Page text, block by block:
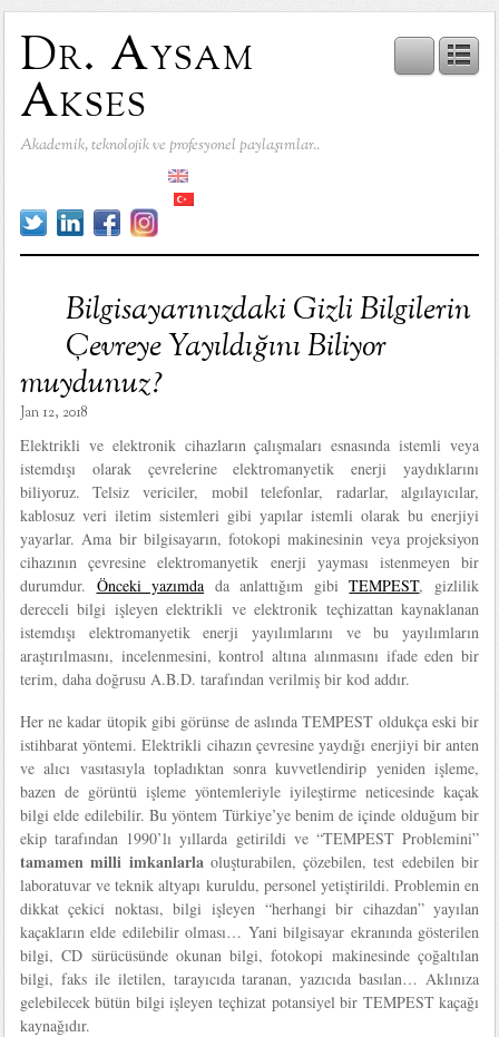
Dr. Aysam
Akses
Akademik, teknolojik ve profesyonel paylaşımlar..
Bilgisayarınızdaki Gizli Bilgilerin
Çevreye Yayıldığını Biliyor
muydunuz?
Jan 12, 2018
Elektrikli ve elektronik cihazların çalışmaları esnasında istemli veya
istemdışı olarak çevrelerine elektromanyetik enerji yaydıklarını
biliyoruz. Telsiz vericiler, mobil telefonlar, radarlar, algılayıcılar,
kablosuz veri iletim sistemleri gibi yapılar istemli olarak bu enerjiyi
yayarlar. Ama bir bilgisayarın, fotokopi makinesinin veya projeksiyon
cihazının çevresine elektromanyetik enerji yayması istenmeyen bir
durumdur. Önceki yazımda da anlattığım gibiTEMPEST, gizlilik
dereceli bilgi işleyen elektrikli ve elektronik teçhizattan kaynaklanan
istemdışı elektromanyetik enerji yayılımlarını ve bu yayılımların
araştırılmasını, incelenmesini, kontrol altına alınmasını ifade eden bir
terim, daha doğrusu A.B.D. tarafından verilmiş bir kod addır.
Her ne kadar ütopik gibi görünse de aslında TEMPEST oldukça eski bir
istihbarat yöntemi. Elektrikli cihazın çevresine yaydığı enerjiyi bir anten
ve alıcı vasıtasıyla topladıktan sonra kuvvetlendirip yeniden işleme,
bazen de görüntü işleme yöntemleriyle iyileştirme neticesinde kaçak
bilgi elde edilebilir. Bu yöntem Türkiye’ye benim de içinde olduğum bir
ekip tarafından 1990’lı yıllarda getirildi ve “TEMPEST Problemini”
tamamen milli imkanlarlaoluşturabilen, çözebilen, test edebilen bir
laboratuvar ve teknik altyapı kuruldu, personel yetiştirildi. Problemin en
dikkat çekici noktası, bilgi işleyen “herhangi bir cihazdan” yayılan
kaçakların elde edilebilir olması… Yani bilgisayar ekranında gösterilen
bilgi, CD sürücüsünde okunan bilgi, fotokopi makinesinde çoğaltılan
bilgi, faks ile iletilen, tarayıcıda taranan, yazıcıda basılan… Aklınıza
gelebilecek bütün bilgi işleyen teçhizat potansiyel bir TEMPEST kaçağı
kaynağıdır.